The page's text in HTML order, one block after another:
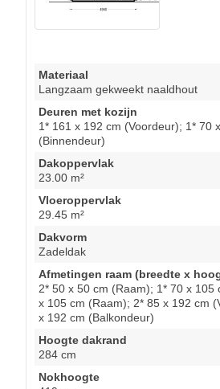
Materiaal
Langzaam gekweekt naaldhout
Deuren met kozijn
1* 161 x 192 cm (Voordeur); 1* 70
(Binnendeur)
Dakoppervlak
23.00 m²
Vloeroppervlak
29.45 m²
Dakvorm
Zadeldak
Afmetingen raam (breedte x
2* 50 x 50 cm (Raam); 1* 70 x 105
x 105 cm (Raam); 2* 85 x 192 cm
x 192 cm (Balkondeur)
Hoogte dakrand
284 cm
Nokhoogte